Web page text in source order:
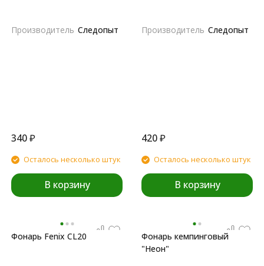
Производитель Следопыт
340₽
Осталось несколько штук
В корзину
Производитель Следопыт
420₽
Осталось несколько штук
В корзину
Фонарь Fenix CL20
Фонарь кемпинговый
"Неон"